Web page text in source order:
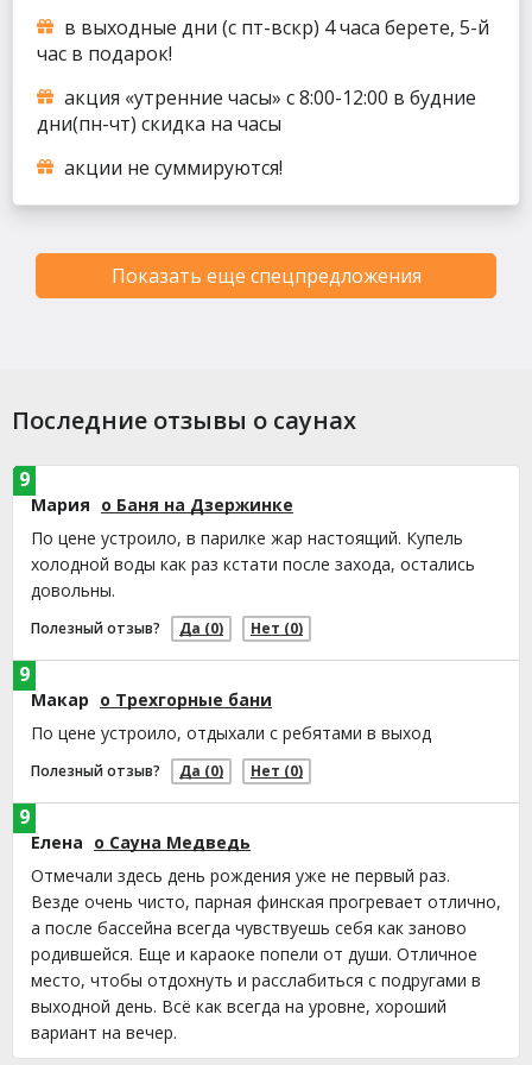
в выходные дни (с пт-вскр) 4 часа берете, 5-й
час в подарок!
акция «утренние часы» с 8:00-12:00 в будние
дни(пн-чт) скидка на часы
акции не суммируются!
Показать еще спецпредложения
Последние отзывы о саунах
Мария о Баня на Дзержинке
По цене устроило, в парилке жар настоящий. Купель
холодной воды как раз кстати после захода, остались
довольны.
Полезный отзыв? Да (0) Нет (0)
9
Макар о Трехгорные бани
По цене устроило, отдыхали с ребятами в выход
Полезный отзыв? Да (0) Нет (0)
9
Елена о Сауна Медведь
Отмечали здесь день рождения уже не первый раз.
Везде очень чисто, парная финская прогревает отлично,
а после бассейна всегда чувствуешь себя как заново
родившейся. Еще и караоке попели от души. Отличное
место, чтобы отдохнуть и расслабиться с подругами в
выходной день. Всё как всегда на уровне, хороший
вариант на вечер.
9